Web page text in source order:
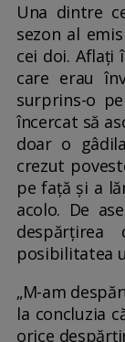
Una dintre
sezon al
cei doi. Aflați
care erau
surprins-o
încercat să
doar o
crezut
pe față și a
acolo. De
posibilitatea
„M-am
la concluzia
orice